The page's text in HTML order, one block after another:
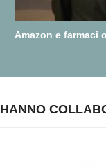
Amazon e farmaci
HANNO